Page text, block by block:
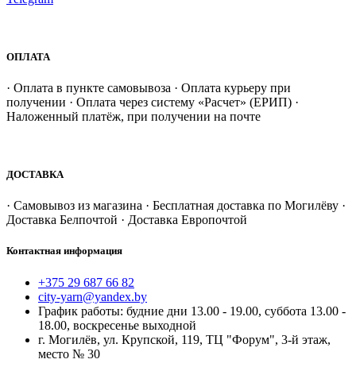
ОПЛАТА
· Оплата в пункте самовывоза · Оплата курьеру при
получении · Оплата через систему «Расчет» (ЕРИП) ·
Наложенный платёж, при получении на почте
ДОСТАВКА
· Самовывоз из магазина · Бесплатная доставка по Могилёву ·
Доставка Белпочтой · Доставка Европочтой
Контактная информация
+375 29 687 66 82
city-yarn@yandex.by
График работы: будние дни 13.00 - 19.00, суббота 13.00 -
18.00, воскресенье выходной
г. Могилёв, ул. Крупской, 119, ТЦ "Форум", 3-й этаж,
место № 30